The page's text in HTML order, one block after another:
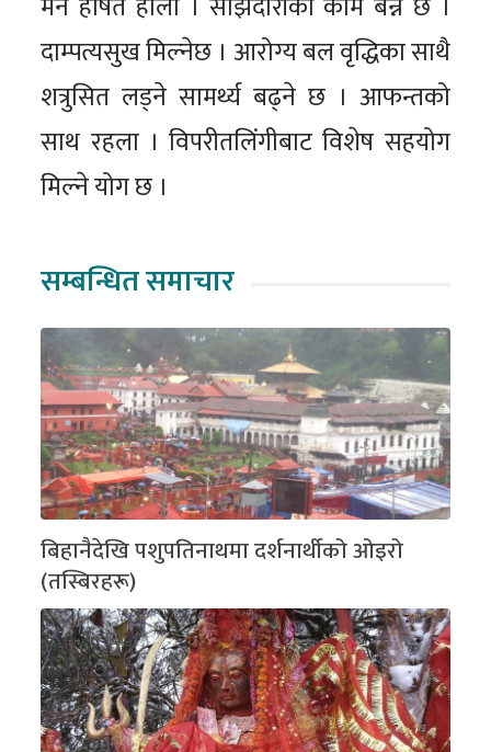
दाम्पत्यसुख मिल्नेछ । आरोग्य बल वृद्धिका साथै
शत्रुसित लड्ने सामर्थ्य बढ्ने छ । आफन्तको
साथ रहला । विपरीतलिंगीबाट विशेष सहयोग
मिल्ने योग छ ।
सम्बन्धित समाचार
बिहानैदेखि पशुपतिनाथमा दर्शनार्थीको ओइरो
(तस्बिरहरू)